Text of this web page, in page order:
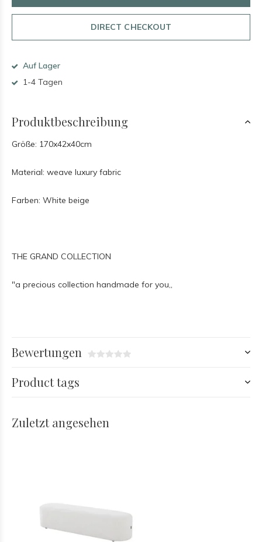
DIRECT CHECKOUT
Auf Lager
1-4 Tagen
Produktbeschreibung
Größe: 170x42x40cm
Material: weave luxury fabric
Farben: White beige
THE GRAND COLLECTION
"a precious collection handmade for you,,
Bewertungen
Product tags
Zuletzt angesehen